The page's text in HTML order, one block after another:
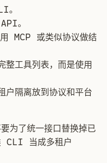
。
。
MCP 或类似协议做结
工具列表，而是使用
隔离放到协议和平台
为了统一接口替换掉已
CLI 当成多租户